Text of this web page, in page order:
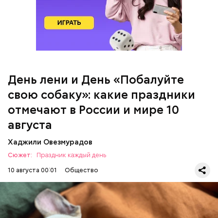
День лени и День «Побалуйте
свою собаку»: какие праздники
отмечают в России и мире 10
августа
Хаджили Овезмурадов
Сюжет:
Праздник каждый день
10 августа 00:01
Общество
День лени отмечается в США с целью напомнить о
важности отдыха и заботы о себе. 10 августа
следует провести пассивно. Например, полежать
Праздник любви